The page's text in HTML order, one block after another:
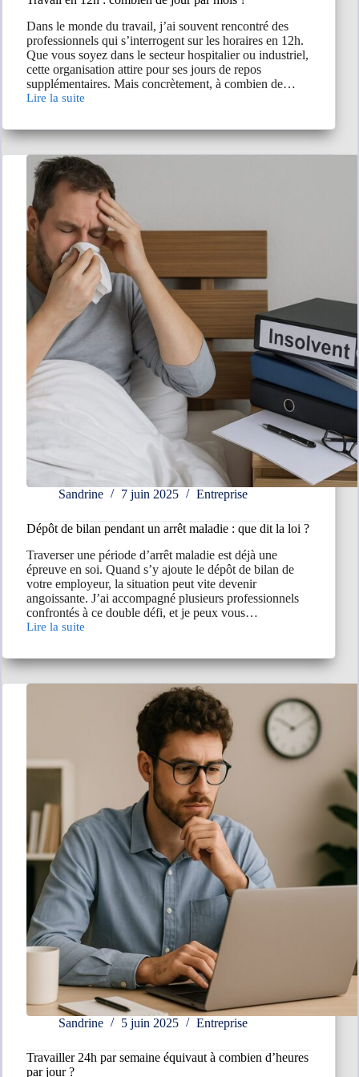
Dans le monde du travail, j’ai souvent rencontré des
professionnels qui s’interrogent sur les horaires en 12h.
Que vous soyez dans le secteur hospitalier ou industriel,
cette organisation attire pour ses jours de repos
supplémentaires. Mais concrètement, à combien de…
Lire la suite
Travail
12h
:
combien
de
jour
par
mois
?
Sandrine 7 juin 2025 Entreprise
Dépôt de bilan pendant un arrêt maladie : que dit la loi ?
Traverser une période d’arrêt maladie est déjà une
épreuve en soi. Quand s’y ajoute le dépôt de bilan de
votre employeur, la situation peut vite devenir
angoissante. J’ai accompagné plusieurs professionnels
confrontés à ce double défi, et je peux vous…
Lire la suite
Dépôt
bilan
pendant
un
la
Sandrine 5 juin 2025 Entreprise
Travailler 24h par semaine équivaut à combien d’heures
par jour ?